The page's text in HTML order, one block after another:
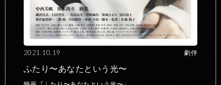
2021.10.19 劇伴
ふたり〜あなたという光〜